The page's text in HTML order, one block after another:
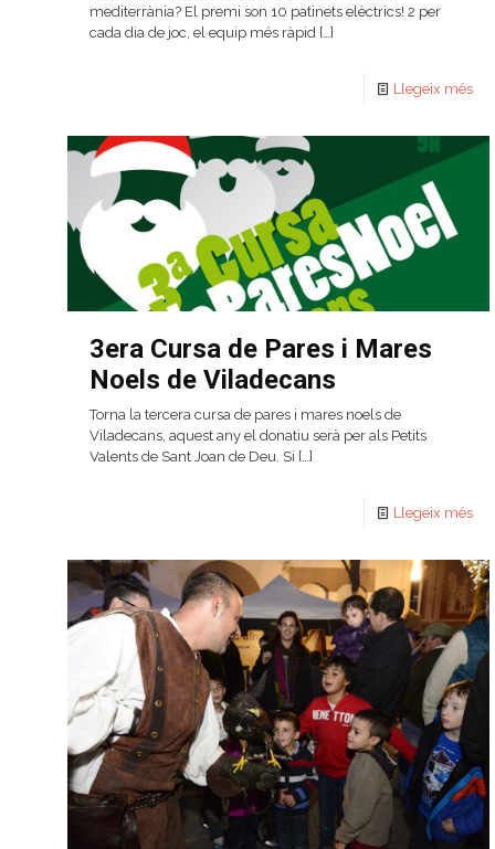
mediterrània? El premi son 10 patinets elèctrics! 2 per
cada dia de joc, el equip més ràpid […]
Llegeix més
3era Cursa de Pares i Mares
Noels de Viladecans
Torna la tercera cursa de pares i mares noels de
Viladecans, aquest any el donatiu serà per als Petits
Valents de Sant Joan de Deu. Si […]
Llegeix més